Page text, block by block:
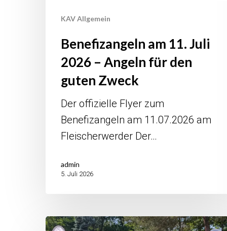
Zweck
KAV Allgemein
Benefizangeln am 11. Juli
2026 – Angeln für den
guten Zweck
Der offizielle Flyer zum
Benefizangeln am 11.07.2026 am
Fleischerwerder Der…
admin
5. Juli 2026
Jugendcamp